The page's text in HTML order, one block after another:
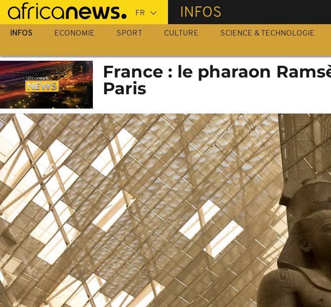
Passer
au
contenu
INFOS
INFOS ECONOMIE SPORT CULTURE SCIENCE & TECHNOLOGIE
France : le pharaon
Paris